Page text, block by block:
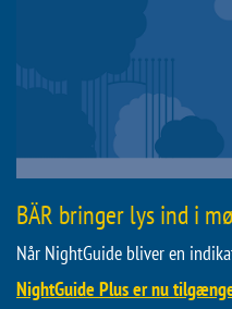
BÄR bringer lys ind i
Når NightGuide bliver en
NightGuide Plus er nu